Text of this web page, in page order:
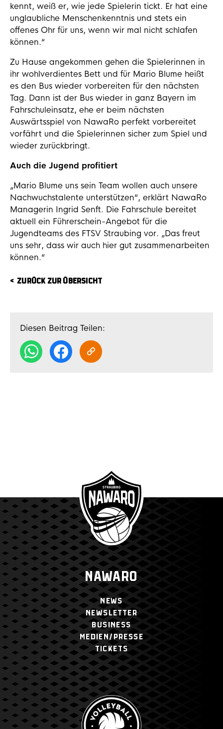
kennt, weiß er, wie jede Spielerin tickt. Er hat eine
unglaubliche Menschenkenntnis und stets ein
offenes Ohr für uns, wenn wir mal nicht schlafen
können.“
Zu Hause angekommen gehen die Spielerinnen in
ihr wohlverdientes Bett und für Mario Blume heißt
es den Bus wieder vorbereiten für den nächsten
Tag. Dann ist der Bus wieder in ganz Bayern im
Fahrschuleinsatz, ehe er beim nächsten
Auswärtsspiel von NawaRo perfekt vorbereitet
vorfährt und die Spielerinnen sicher zum Spiel und
wieder zurückbringt.
Auch die Jugend profitiert
„Mario Blume uns sein Team wollen auch unsere
Nachwuchstalente unterstützen“, erklärt NawaRo
Managerin Ingrid Senft. Die Fahrschule bereitet
aktuell ein Führerschein-Angebot für die
Jugendteams des FTSV Straubing vor. „Das freut
uns sehr, dass wir auch hier gut zusammenarbeiten
können.“
ZURÜCK ZUR ÜBERSICHT
Diesen Beitrag Teilen:
NAWARO
NEWS
NEWSLETTER
BUSINESS
MEDIEN/PRESSE
TICKETS